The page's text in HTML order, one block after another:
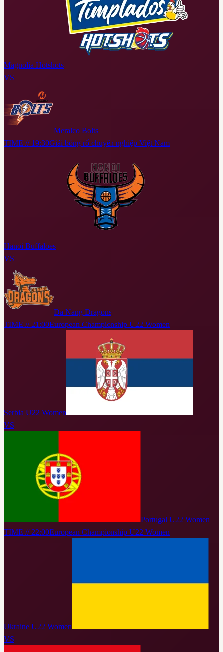
Magnolia Hotshots
VS
Meralco Bolts
TIME // 19:30Giải bóng rổ chuyên nghiệp Việt Nam
Hanoi Buffaloes
VS
Da Nang Dragons
TIME // 21:00European Championship U22 Women
Serbia U22 Women
VS
Portugal U22 Women
TIME // 22:00European Championship U22 Women
Ukraine U22 Women
VS